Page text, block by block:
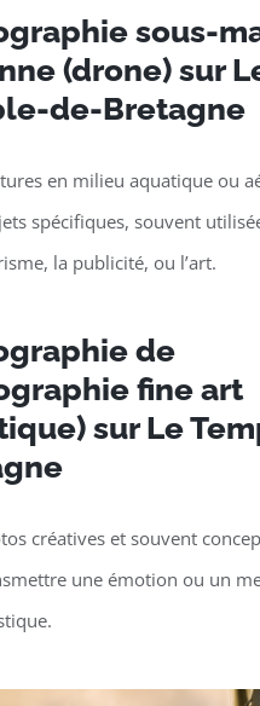
sous-
(drone) sur
de-Bretagne
en milieu aquatique ou
spécifiques, souvent
la publicité, ou l’art.
de
fine art
sur Le
créatives et souvent
une émotion ou un